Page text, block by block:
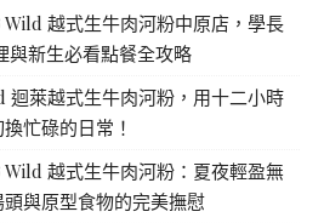
越式生牛肉河粉中原店，學長
與新生必看點餐全攻略
迴萊越式生牛肉河粉，用十二小時
忙碌的日常！
越式生牛肉河粉：夏夜輕盈無
與原型食物的完美撫慰